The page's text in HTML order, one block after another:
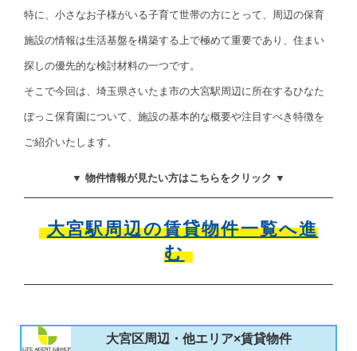
特に、小さなお子様がいる子育て世帯の方にとって、周辺の保育
施設の情報は生活基盤を構築する上で極めて重要であり、住まい
探しの優先的な検討材料の一つです。
そこで今回は、埼玉県さいたま市の大宮駅周辺に所在するひなた
ぼっこ保育園について、施設の基本的な概要や注目すべき特徴を
ご紹介いたします。
▼ 物件情報が見たい方はこちらをクリック ▼
大宮駅周辺の賃貸物件一覧へ進
む
大宮区周辺・他エリア×賃貸物件